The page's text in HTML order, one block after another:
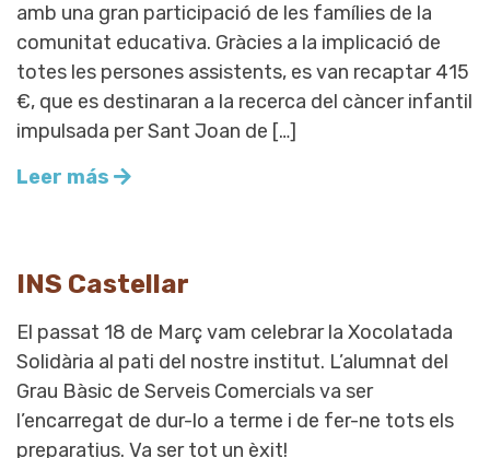
amb una gran participació de les famílies de la
comunitat educativa. Gràcies a la implicació de
totes les persones assistents, es van recaptar 415
€, que es destinaran a la recerca del càncer infantil
impulsada per Sant Joan de […]
Leer más
INS Castellar
El passat 18 de Març vam celebrar la Xocolatada
Solidària al pati del nostre institut. L’alumnat del
Grau Bàsic de Serveis Comercials va ser
l’encarregat de dur-lo a terme i de fer-ne tots els
preparatius. Va ser tot un èxit!